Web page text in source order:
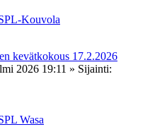
Kouvola
kevätkokous 17.2.2026
2026 19:11 » Sijainti:
Wasa